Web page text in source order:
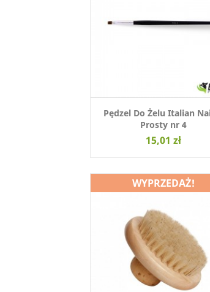
Pędzel Do Żelu Italian
Prosty nr 4
15,01 zł
WYPRZEDAŻ!